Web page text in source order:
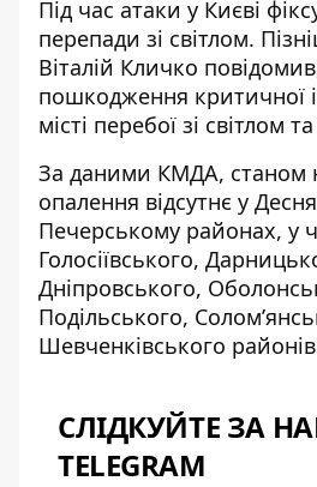
Під час атаки у Києві
перепади зі світлом.
Віталій Кличко
пошкодження критичної
місті перебої зі світлом
За даними КМДА, станом
опалення відсутнє у
Печерському районах, у
Голосіївського,
Дніпровського,
Подільського,
Шевченківського
СЛІДКУЙТЕ ЗА
TELEGRAM